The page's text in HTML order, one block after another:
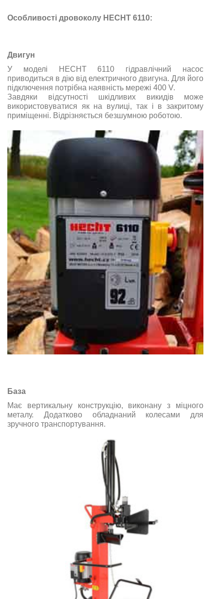
Особливості дровоколу HECHT 6110:
Двигун
У моделі HECHT 6110 гідравлічний насос
приводиться в дію від електричного двигуна. Для його
підключення потрібна наявність мережі 400 V.
Завдяки відсутності шкідливих викидів може
використовуватися як на вулиці, так і в закритому
приміщенні. Відрізняється безшумною роботою.
База
Має вертикальну конструкцію, виконану з міцного
металу. Додатково обладнаний колесами для
зручного транспортування.